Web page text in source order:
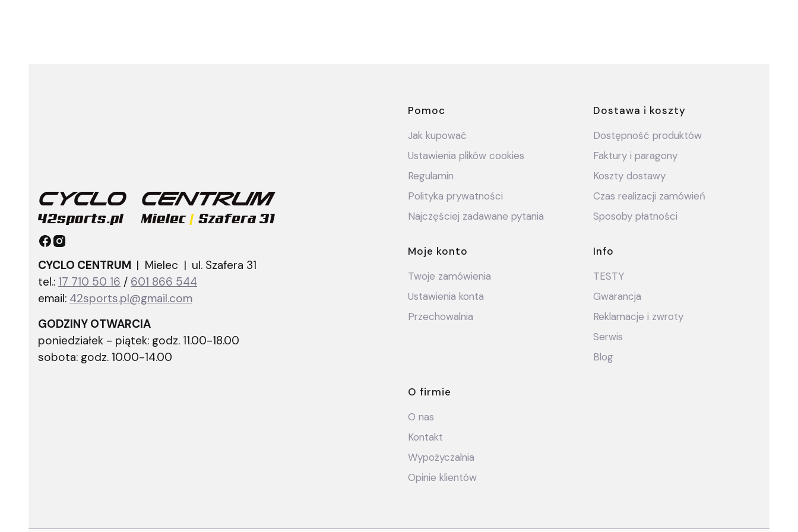
CYCLO CENTRUM | Mielec | ul. Szafera 31
tel.: 17 710 50 16 / 601 866 544
email: 42sports.pl@gmail.com
GODZINY OTWARCIA
poniedziałek - piątek: godz. 11.00-18.00
sobota: godz. 10.00-14.00
Linki w stopce
Pomoc
Jak kupować
Ustawienia plików cookies
Regulamin
Polityka prywatności
Najczęściej zadawane pytania
Dostawa i koszty
Dostępność produktów
Faktury i paragony
Koszty dostawy
Czas realizacji zamówień
Sposoby płatności
Moje konto
Twoje zamówienia
Ustawienia konta
Przechowalnia
Info
TESTY
Gwarancja
Reklamacje i zwroty
Serwis
Blog
O firmie
O nas
Kontakt
Wypożyczalnia
Opinie klientów